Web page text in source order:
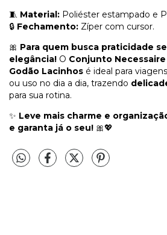
🧵 Material: Poliéster estampado e
🔒 Fechamento: Zíper com cursor.
🎀 Para quem busca praticidade
elegância! O Conjunto
Godão Lacinhos é ideal para
ou uso no dia a dia, trazendo
para sua rotina.
✨ Leve mais charme e
e garanta já o seu! 🎀💖